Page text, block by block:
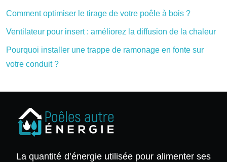
Comment optimiser le tirage de votre poêle à bois ?
Ventilateur pour insert : améliorez la diffusion de la chaleur
Pourquoi installer une trappe de ramonage en fonte sur
votre conduit ?
La quantité d’énergie utilisée pour alimenter ses